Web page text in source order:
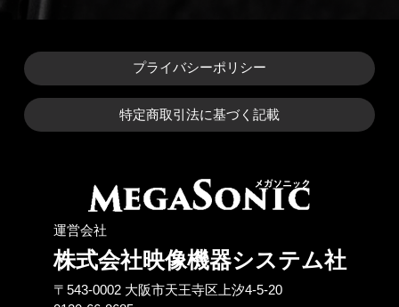
プライバシーポリシー
特定商取引法に基づく記載
運営会社
株式会社映像機器システム社
〒543-0002 ⼤阪市天王寺区上汐4-5-20